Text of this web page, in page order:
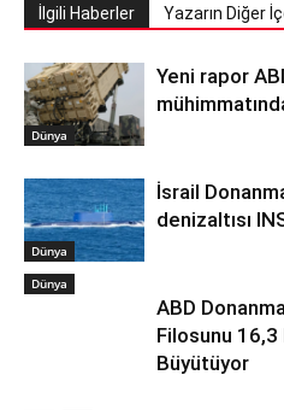
İlgili Haberler Yazarın Diğer
Dünya
Yeni rapor
Dünya
İsrail
denizaltısı
Dünya
ABD
Filosunu 16,3
Büyütüyor